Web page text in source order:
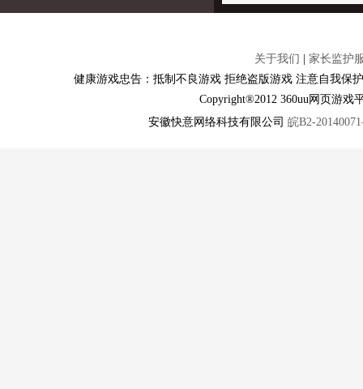
关于我们
家长监护
健康游戏忠告：抵制不良游戏 拒绝盗版游戏 注意自我保
Copyright®2012 360uu网页游
安徽快意网络科技有限公司 皖B2-